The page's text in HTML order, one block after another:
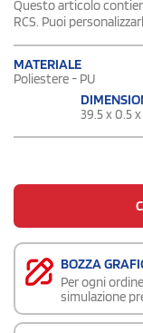
Questo articolo
RCS. Puoi
MATERIALE
Poliestere - PU
39.5 x 0.5
BOZZA
Per ogni
simulazione